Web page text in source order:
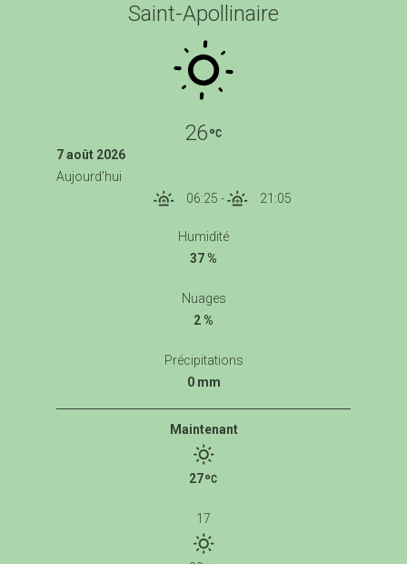
Saint-Apollinaire
26
7 août 2026
Aujourd'hui
06:25 - 21:05
Humidité
37 %
Nuages
2 %
Précipitations
0 mm
Maintenant
27
17